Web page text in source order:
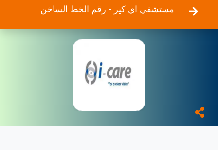
مستشفي اي كير - رقم الخط الساخن